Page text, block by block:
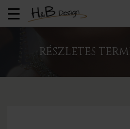
RÉSZLETES